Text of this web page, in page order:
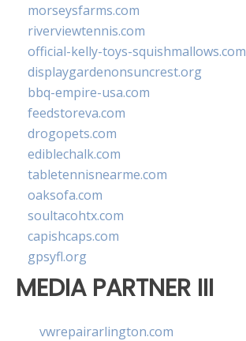
morseysfarms.com
riverviewtennis.com
official-kelly-toys-squishmallows.com
displaygardenonsuncrest.org
bbq-empire-usa.com
feedstoreva.com
drogopets.com
ediblechalk.com
tabletennisnearme.com
oaksofa.com
soultacohtx.com
capishcaps.com
gpsyfl.org
MEDIA PARTNER III
vwrepairarlington.com